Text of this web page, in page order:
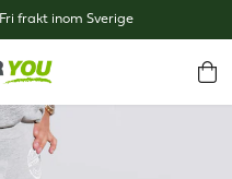
Fri frakt inom Sverige